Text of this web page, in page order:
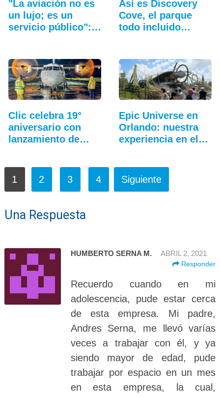
"La aviación no es
un lujo; es un
servicio público":…
Así es Discovery
Cove, el parque
todo incluido
Clic celebra 19°
aniversario con
lanzamiento de…
Epic Universe en
Orlando: nuestra
experiencia en el…
1 2 3 4 Siguiente
Una Respuesta
HUMBERTO SERNA M. ABRIL 2, 2021
Responder
Recuerdo cuando en mi
adolescencia, pude estar cerca
de esta empresa. Mi padre,
Andres Serna, me llevó varías
veces a trabajar con él, y ya
siendo mayor de edad, pude
trabajar por espacio en un mes
en esta empresa, la cual,